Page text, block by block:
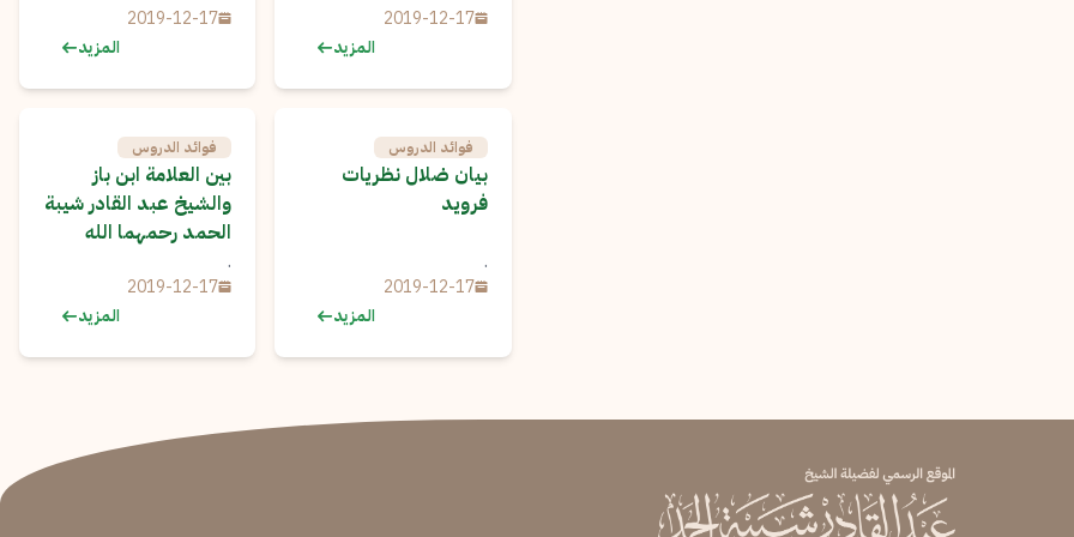
2019-12-17
المزيد
2019-12-17
المزيد
فوائد الدروس
بيان ضلال نظريات
فرويد
.
2019-12-17
المزيد
فوائد الدروس
بين العلامة ابن باز
والشيخ عبد القادر شيبة
الحمد رحمهما الله
.
2019-12-17
المزيد